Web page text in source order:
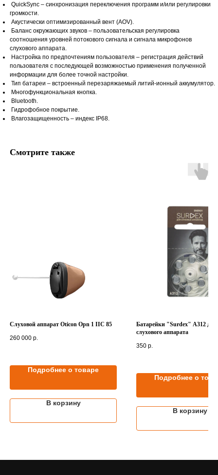
QuickSync – синхронизация переключения программ и/или регулировки
громкости.
Акустически оптимизированный вент (AOV).
Баланс окружающих звуков – пользовательская регулировка
соотношения уровней потокового сигнала и сигнала микрофонов
слухового аппарата.
Настройка по предпочтениям пользователя – регистрация действий
пользователя с последующей возможностью применения полученной
информации для более точной настройки.
Тип батареи – встроенный перезаряжаемый литий-ионный аккумулятор.
Многофункциональная кнопка.
Bluetooth.
Гидрофобное покрытие.
Влагозащищенность – индекс IP68.
Смотрите также
Слуховой аппарат Oticon Opn 1 IIC 85
260 000 р.
Подробнее о товаре
В корзину
Батарейки "Surdex" A312 для
слухового аппарата
350 р.
Подробнее о
В корзину